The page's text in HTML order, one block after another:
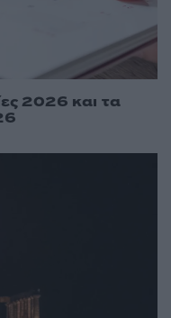
2026 και τα